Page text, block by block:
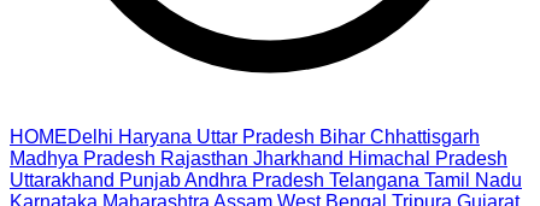
HOMEDelhi Haryana Uttar Pradesh Bihar Chhattisgarh
Madhya Pradesh Rajasthan Jharkhand Himachal Pradesh
Uttarakhand PunjabAndhra Pradesh Telangana Tamil Nadu
Karnataka Maharashtra Assam West Bengal Tripura Gujarat